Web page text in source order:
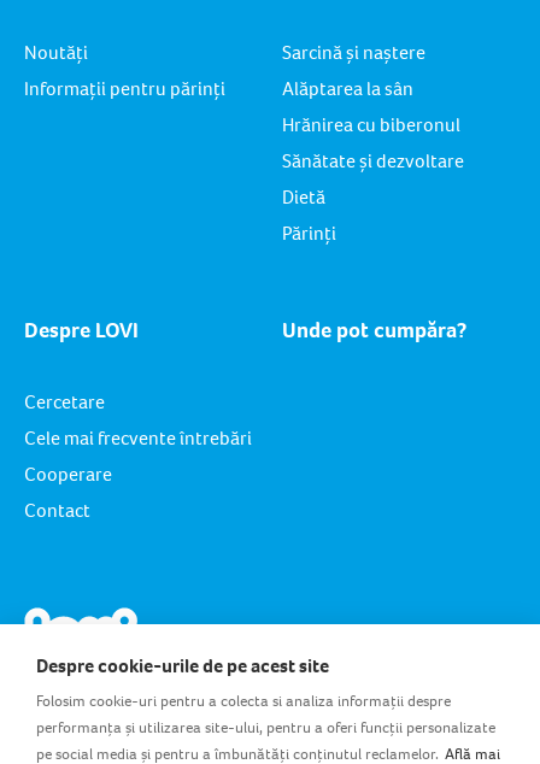
Noutăți
Informații pentru părinți
Sarcină și naștere
Alăptarea la sân
Hrănirea cu biberonul
Sănătate și dezvoltare
Dietă
Părinți
Despre LOVI
Cercetare
Cele mai frecvente întrebări
Cooperare
Contact
Unde pot cumpăra?
Despre cookie-urile de pe acest site
Folosim cookie-uri pentru a colecta si analiza informații despre
performanța și utilizarea site-ului, pentru a oferi funcții personalizate
pe social media și pentru a îmbunătăți conținutul reclamelor. Află mai